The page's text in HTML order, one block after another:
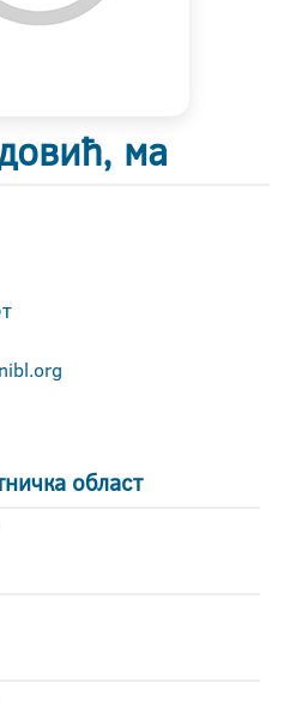
ма
област